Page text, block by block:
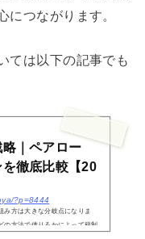
につながります。
ては以下の記事でも
｜ペアロー
徹底比較【20
?p=8444
み方は大きな分岐点になりま
の方法で借りるかによって税制